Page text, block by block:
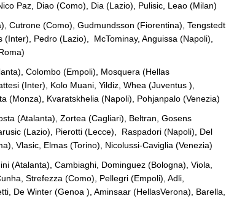
Paz, Diao (Como), Dia (Lazio), Pulisic, Leao (Milan)
Cutrone (Como), Gudmundsson (Fiorentina), Tengstedt
(Inter), Pedro (Lazio), McTominay, Anguissa (Napoli),
Colombo (Empoli), Mosquera (Hellas
(Inter), Kolo Muani, Yildiz, Whea (Juventus ),
(Monza), Kvaratskhelia (Napoli), Pohjanpalo (Venezia)
(Atalanta), Zortea (Cagliari), Beltran, Gosens
(Lazio), Pierotti (Lecce), Raspadori (Napoli), Del
Vlasic, Elmas (Torino), Nicolussi-Caviglia (Venezia)
(Atalanta), Cambiaghi, Dominguez (Bologna), Viola,
Strefezza (Como), Pellegri (Empoli), Adli,
De Winter (Genoa ), Aminsaar (HellasVerona), Barella,